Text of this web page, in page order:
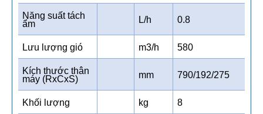
Năng suất tách
ẩm
L/h 0.8
Lưu lượng gió m3/h 580
Kích thước thân
máy (RxCxS)
mm 790/192/275
Khối lượng kg 8